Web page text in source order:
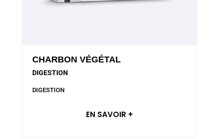
CHARBON VÉGÉTAL
DIGESTION
DIGESTION
EN SAVOIR +